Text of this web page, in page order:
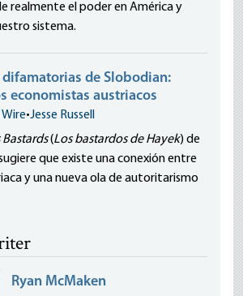
realmente el poder en América y
sistema.
difamatorias de Slobodian:
economistas austriacos
Wire•Jesse Russell
Bastards(Los bastardos de Hayek) de
que existe una conexión entre
y una nueva ola de autoritarismo
Ryan McMaken